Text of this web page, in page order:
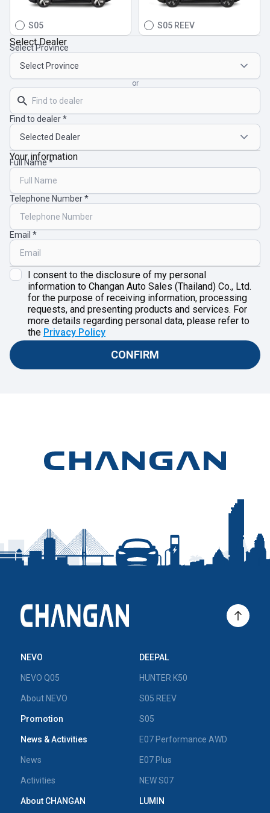
S05 S05 REEV
Select Dealer
Select Province
or
Find to dealer
Your information
Full Name
Telephone Number
Email
I consent to the disclosure of my personal
information to Changan Auto Sales (Thailand) Co., Ltd.
for the purpose of receiving information, processing
requests, and presenting products and services. For
more details regarding personal data, please refer to
the Privacy Policy
CONFIRM
NEVO
NEVO Q05
About NEVO
Promotion
News & Activities
News
Activities
About CHANGAN
DEEPAL
HUNTER K50
S05 REEV
S05
E07 Performance AWD
E07 Plus
NEW S07
LUMIN